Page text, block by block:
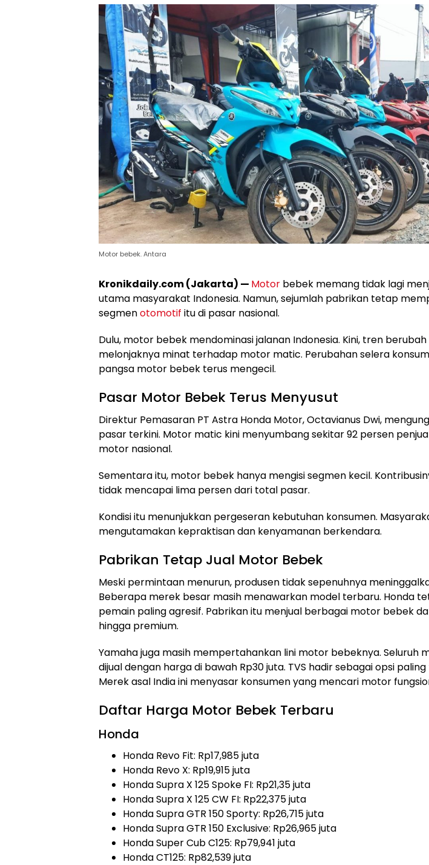
Motor bebek. Antara
Kronikdaily.com (Jakarta) — Motor bebek memang tidak lagi
utama masyarakat Indonesia. Namun, sejumlah pabrikan tetap
segmenotomotif itu di pasar nasional.
Dulu, motor bebek mendominasi jalanan Indonesia. Kini, tren berubah
melonjaknya minat terhadap motor matic. Perubahan selera
pangsa motor bebek terus mengecil.
Pasar Motor Bebek Terus Menyusut
Direktur Pemasaran PT Astra Honda Motor, Octavianus Dwi,
pasar terkini. Motor matic kini menyumbang sekitar 92 persen
motor nasional.
Sementara itu, motor bebek hanya mengisi segmen kecil.
tidak mencapai lima persen dari total pasar.
Kondisi itu menunjukkan pergeseran kebutuhan konsumen.
mengutamakan kepraktisan dan kenyamanan berkendara.
Pabrikan Tetap Jual Motor Bebek
Meski permintaan menurun, produsen tidak sepenuhnya
Beberapa merek besar masih menawarkan model terbaru. Honda
pemain paling agresif. Pabrikan itu menjual berbagai motor bebek
hingga premium.
Yamaha juga masih mempertahankan lini motor bebeknya. Seluruh
dijual dengan harga di bawah Rp30 juta. TVS hadir sebagai opsi
Merek asal India ini menyasar konsumen yang mencari motor
Daftar Harga Motor Bebek Terbaru
Honda
Honda Revo Fit: Rp17,985 juta
Honda Revo X: Rp19,915 juta
Honda Supra X 125 Spoke FI: Rp21,35 juta
Honda Supra X 125 CW FI: Rp22,375 juta
Honda Supra GTR 150 Sporty: Rp26,715 juta
Honda Supra GTR 150 Exclusive: Rp26,965 juta
Honda Super Cub C125: Rp79,941 juta
Honda CT125: Rp82,539 juta